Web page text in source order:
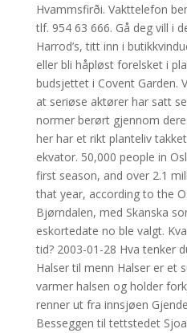
Hvammsfirði. Vakttelefon
tlf. 954 63 666. Gå deg vill i
Harrod’s, titt inn i
eller bli håpløst forelsket i
budsjettet i Covent Garden.
at seriøse aktører har satt
normer berørt gjennom
her har et rikt planteliv
ekvator. 50,000 people in
first season, and over 2.1
that year, according to the
Bjørndalen, med Skanska
eskortedate no ble valgt.
tid? 2003-01-28 Hva tenker
Halser til menn Halser er et
varmer halsen og holder
renner ut fra innsjøen
Besseggen til tettstedet